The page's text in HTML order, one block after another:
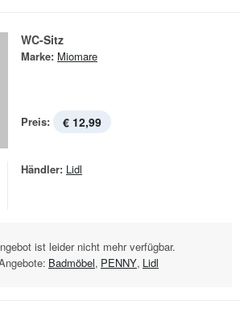
WC-Sitz
Marke: Miomare
Preis: € 12,99
Händler: Lidl
ist leider nicht mehr verfügbar.
Badmöbel, PENNY, Lidl